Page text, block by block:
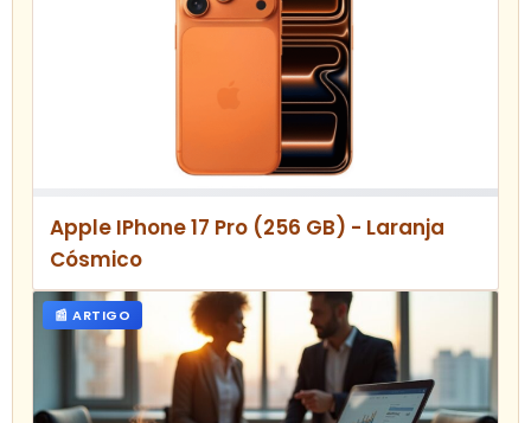
Apple IPhone 17 Pro (256 GB) - Laranja
Cósmico
📰 ARTIGO